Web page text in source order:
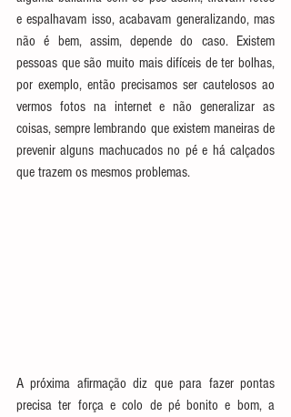
e espalhavam isso, acabavam generalizando, mas
não é bem, assim, depende do caso. Existem
pessoas que são muito mais difíceis de ter bolhas,
por exemplo, então precisamos ser cautelosos ao
vermos fotos na internet e não generalizar as
coisas, sempre lembrando que existem maneiras de
prevenir alguns machucados no pé e há calçados
que trazem os mesmos problemas.
A próxima afirmação diz que para fazer pontas
precisa ter força e colo de pé bonito e bom, a